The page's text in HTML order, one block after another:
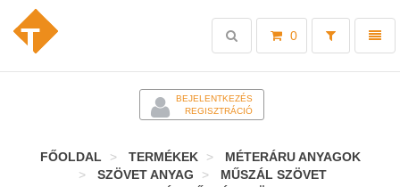
Toggle
0
Toggle
search
BEJELENTKEZÉS
REGISZTRÁCIÓ
FŐOLDAL TERMÉKEK
MÉTERÁRU ANYAGOK
SZÖVET ANYAG
MŰSZÁL SZÖVET